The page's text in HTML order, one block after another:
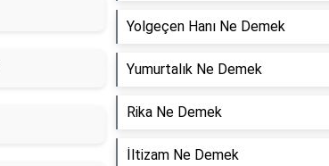
Yolgeçen Hanı Ne Demek
Yumurtalık Ne Demek
Rika Ne Demek
İltizam Ne Demek